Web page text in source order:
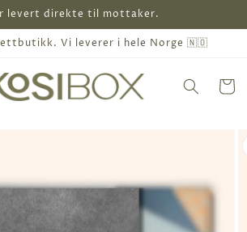
levert direkte til mottaker.
Vi leverer i hele Norge 🇳🇴